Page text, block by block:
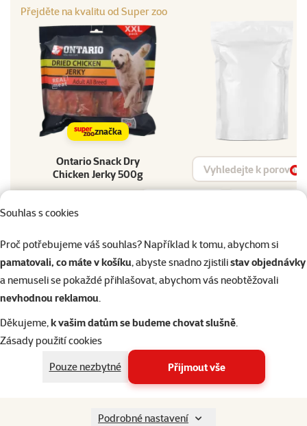
Souhlas s cookies
Proč potřebujeme váš souhlas? Například k tomu, abychom si
pamatovali, co máte v košíku, abyste snadno zjistilistav objednávky
a nemuseli se pokaždé přihlašovat, abychom vás neobtěžovali
nevhodnou reklamou.
Děkujeme,k vašim datům se budeme chovat slušně.
Zásady použití cookies
Pouze nezbytné
Přijmout vše
Podrobné nastavení
Přejděte na kvalitu od Super zoo
značka
Ontario Snack Dry
Chicken Jerky 500g
Vyhledat produkt
Miniaturní, Malý, Střední,
Velký, Obří
Stáří psa
Dospělý, Senior
Stáří psa
Kvalita
Superpremium
Složení
Bez obilovin (Grain Free),
Složení